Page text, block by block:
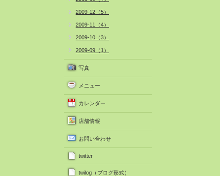
2009-12（5）
2009-11（4）
2009-10（3）
2009-09（1）
写真
メニュー
カレンダー
店舗情報
お問い合わせ
twitter
twilog（ブログ形式）